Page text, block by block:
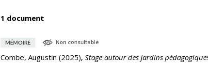
1 document
MÉMOIRE Non consultable
Combe, Augustin (2025), Stage autour des jardins